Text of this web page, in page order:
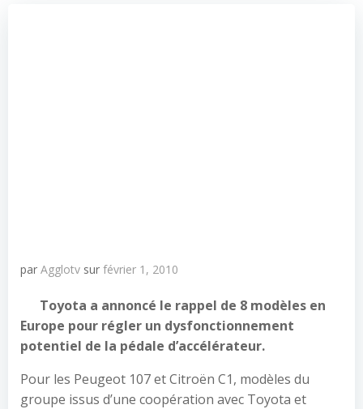
par Agglotv sur février 1, 2010
Toyota a annoncé le rappel de 8 modèles en
Europe pour régler un dysfonctionnement
potentiel de la pédale d’accélérateur.
Pour les Peugeot 107 et Citroën C1, modèles du
groupe issus d’une coopération avec Toyota et